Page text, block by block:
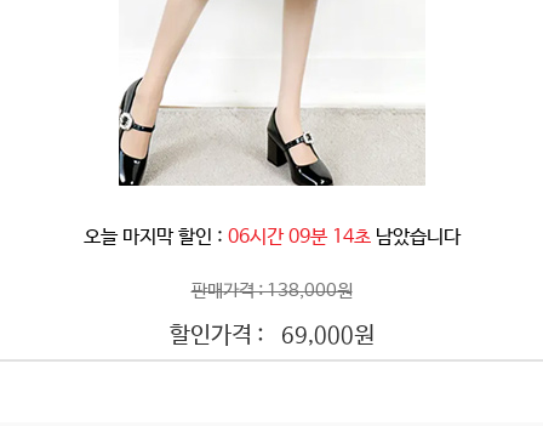
오늘 마지막 할인 : 06시간 09분 11초 남았습니다
판매가격 : 138,000원
할인가격 : 69,000원